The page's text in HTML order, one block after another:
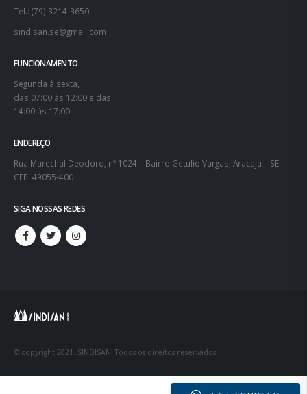
Tel.: (79) 3214-3650
sindisan.se@gmail.com
FUNCIONAMENTO
Segunda à sexta,
das 07:00 às 12:00 e das
14:00 às 17:00.
ENDEREÇO
Rua Marechal Deodoro, nº 1024 – Bairro Getúlio Vargas, Aracaju – SE.
CEP: 49055-400
SIGA NOSSAS REDES
© copyright 2021. SINDISAN. Todos os direitos reservados